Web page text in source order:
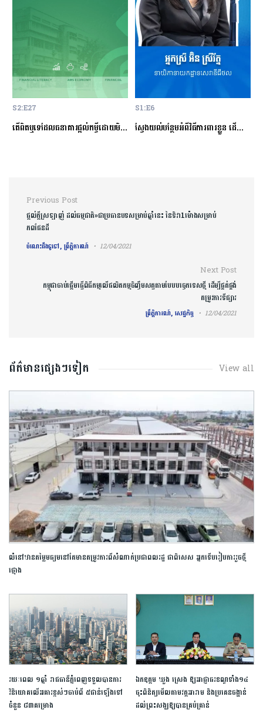
S2:E27
តើពិតឬទេដែលធនាគារផ្ដល់កម្ចីដោយមិនសិក្សាលើលទ្ធភាពសងត្រឡប់?
S1:E6
ស្វែងយល់បន្ថែមអំពីវិធីការពារខ្លួន ដើម្បីជៀសវាងពីការឆបោកតាមបច្ចេកវិទ្យាហិរញ្ញវត្ថុ!
Post navigation
Previous Post
ផ្តល់ក្តីស្រឡាញ់ ដល់ធម្មជាតិ»ជាប្រធានបទសម្រាប់ឆ្នាំនេះ នៃទិវា1ម៉ោងសម្រាប់
ភពផែនដី
ចំណេះដឹងទូទៅ, ព្រឹត្តិការណ៍ 12/04/2021
Next Post
កម្ពុជាចាប់ផ្តើមធ្វើពិធីកម្មលើផលិតកម្មចិញ្ចឹមសត្វតាមបែបបច្ចេកទេសថ្មី ដើម្បីផ្គត់ផ្គង់
តម្រូវការទីផ្សារ
ព្រឹត្តិការណ៍, សេដ្ឋកិច្ច 12/04/2021
ព័ត៌មានផ្សេងៗទៀត View all
លំនៅឋានតម្លៃមធ្យម​​នៅតែមានតម្រូវ​ការ​ពីសំណាក់ប្រជាពលរដ្ឋ ជាពិសេស ​អ្នកទើបរៀបការ​រួចថ្មី
ថ្មោង
រយៈពេល​ ១ឆ្នាំ រាជធានីភ្នំពេញទទួលបានការ​
វិនិយោគលើ​អគារ​ខ្ពស់ៗចាប់ពី ៥ជាន់ឡើងទៅ
ចំនួន ៨៣គម្រោង​
ឯកឧត្ដម ឃួង ស្រេង ឱ្យអាជ្ញាធរខណ្ឌទាំង១៤
ចុះពិនិត្យមើលតាមវត្តអារាម និងប្រគេនចង្ហាន់
ដល់ព្រះសង្ឃឱ្យបានគ្រប់គ្រាន់